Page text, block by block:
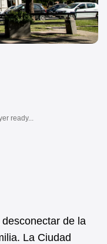
ready...
de la
La Ciudad